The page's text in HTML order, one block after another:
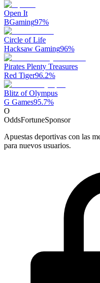
Open It
BGaming97%
Circle of Life
Hacksaw Gaming96%
Pirates Plenty Treasures
Red Tiger96.2%
Blitz of Olympus
G Games95.7%
O
OddsFortuneSponsor
Apuestas deportivas con las
para nuevos usuarios.